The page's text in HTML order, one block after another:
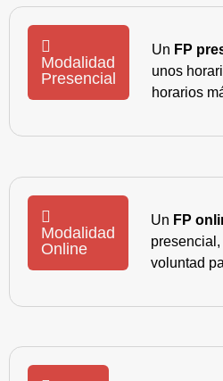
Modalidad
Presencial
Un FP
unos
horarios
Modalidad
Online
Un FP
voluntad